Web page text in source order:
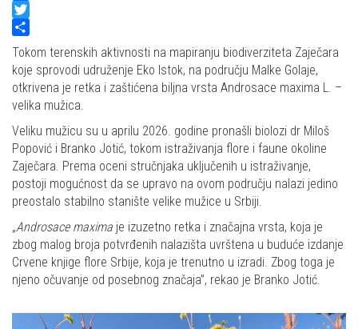
Facebook
Twitter
Share
Tokom terenskih aktivnosti na mapiranju biodiverziteta Zaječara
koje sprovodi udruženje Eko Istok, na području Malke Golaje,
otkrivena je retka i zaštićena biljna vrsta Androsace maxima L. –
velika mužica.
Veliku mužicu su u aprilu 2026. godine pronašli biolozi dr Miloš
Popović i Branko Jotić, tokom istraživanja flore i faune okoline
Zaječara. Prema oceni stručnjaka uključenih u istraživanje,
postoji mogućnost da se upravo na ovom području nalazi jedino
preostalo stabilno stanište velike mužice u Srbiji.
„Androsace maxima je izuzetno retka i značajna vrsta, koja je
zbog malog broja potvrđenih nalazišta uvrštena u buduće izdanje
Crvene knjige flore Srbije, koja je trenutno u izradi. Zbog toga je
njeno očuvanje od posebnog značaja”, rekao je Branko Jotić.